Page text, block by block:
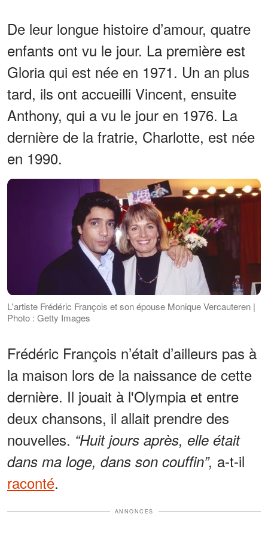
De leur longue histoire d’amour, quatre
enfants ont vu le jour. La première est
Gloria qui est née en 1971. Un an plus
tard, ils ont accueilli Vincent, ensuite
Anthony, qui a vu le jour en 1976. La
dernière de la fratrie, Charlotte, est née
en 1990.
L'artiste Frédéric François et son épouse Monique Vercauteren |
Photo : Getty Images
Frédéric François n’était d’ailleurs pas à
la maison lors de la naissance de cette
dernière. Il jouait à l'Olympia et entre
deux chansons, il allait prendre des
nouvelles. “Huit jours après, elle était
dans ma loge, dans son couffin”, a-t-il
raconté.
ANNONCES